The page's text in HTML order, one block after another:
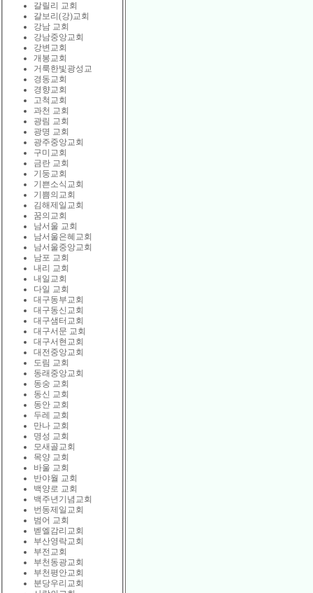
갈릴리 교회
갈보리(강)교회
강남 교회
강남중앙교회
강변교회
개봉교회
거룩한빛광성교
경동교회
경향교회
고척교회
과천 교회
광림 교회
광명 교회
광주중앙교회
구미교회
금란 교회
기둥교회
기쁜소식교회
기쁨의교회
김해제일교회
꿈의교회
남서울 교회
남서울은혜교회
남서울중앙교회
남포 교회
내리 교회
내일교회
다일 교회
대구동부교회
대구동신교회
대구샘터교회
대구서문 교회
대구서현교회
대전중앙교회
도림 교회
동래중앙교회
동숭 교회
동신 교회
동안 교회
두레 교회
만나 교회
명성 교회
모새골교회
목양 교회
바울 교회
반야월 교회
백양로 교회
백주년기념교회
번동제일교회
범어 교회
벧엘감리교회
부산영락교회
부전교회
부천동광교회
부천평안교회
분당우리교회